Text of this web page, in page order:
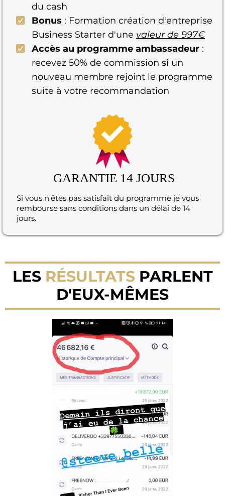
du cash
Bonus : Formation création d'entreprise
Business Starter d'une valeur de 997€
Accès au programme ambassadeur :
recevez 50% de commission si un
nouveau membre rejoint le programme
suite à votre recommandation
GARANTIE 14 JOURS
Si vous n'êtes pas satisfait du programme je vous
rembourse sans conditions dans un délai de 14
jours.
LES RÉSULTATS PARLENT
D'EUX-MÊMES